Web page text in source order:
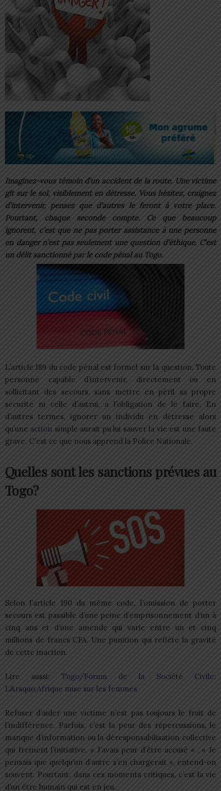
Imaginez-vous témoin d’un accident de la route. Une victime
gît sur le sol, visiblement en détresse. Vous hésitez, craignez
d’intervenir, pensez que d’autres le feront à votre place.
Pourtant, chaque seconde compte. Ce que beaucoup
ignorent, c’est que ne pas porter assistance à une personne
en danger n’est pas seulement une question d’éthique. C’est
un délit sanctionné par le code pénal au Togo.
L’article 189 du code pénal est formel sur la question. Toute
personne capable d’intervenir, directement ou en
sollicitant des secours, sans mettre en péril sa propre
sécurité ni celle d’autrui, a l’obligation de le faire. En
d’autres termes, ignorer un individu en détresse alors
qu’une action simple aurait pu lui sauver la vie est une faute
grave. C’est ce que nous apprend la Police Nationale.
Quelles sont les sanctions prévues au
Togo?
Selon l’article 190 du même code, l’omission de porter
secours est passible d’une peine d’emprisonnement d’un à
cinq ans et d’une amende qui varie entre un et cinq
millions de francs CFA. Une punition qui reflète la gravité
de cette inaction.
Lire aussi: Togo/Forum de la Société Civile:
L&rsquo;Afrique mise sur les femmes
Refuser d’aider une victime n’est pas toujours le fruit de
l’indifférence. Parfois, c’est la peur des répercussions, le
manque d’information ou la déresponsabilisation collective
qui freinent l’initiative. « J’avais peur d’être accusé « , « Je
pensais que quelqu’un d’autre s’en chargerait », entend-on
souvent. Pourtant, dans ces moments critiques, c’est la vie
d’un être humain qui est en jeu.